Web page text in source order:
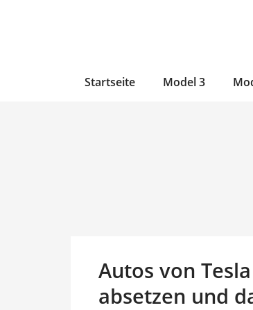
Startseite Model 3
Autos von
absetzen und